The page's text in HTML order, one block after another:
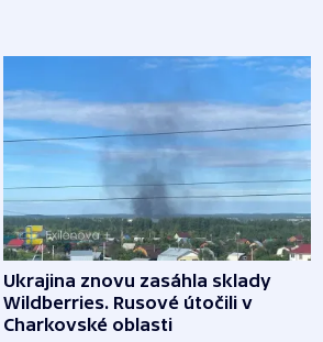
Ukrajina znovu zasáhla sklady
Wildberries. Rusové útočili v
Charkovské oblasti